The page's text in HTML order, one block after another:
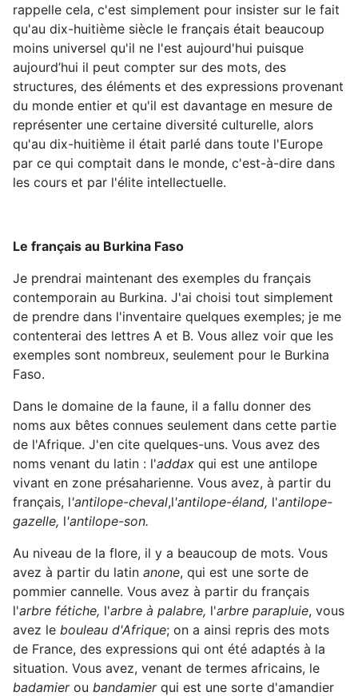
rappelle cela, c'est simplement pour insister sur le fait
qu'au dix-huitième siècle le français était beaucoup
moins universel qu'il ne l'est aujourd'hui puisque
aujourd’hui il peut compter sur des mots, des
structures, des éléments et des expressions provenant
du monde entier et qu'il est davantage en mesure de
représenter une certaine diversité culturelle, alors
qu'au dix-huitième il était parlé dans toute l'Europe
par ce qui comptait dans le monde, c'est-à-dire dans
les cours et par l'élite intellectuelle.
Le français au Burkina Faso
Je prendrai maintenant des exemples du français
contemporain au Burkina. J'ai choisi tout simplement
de prendre dans l'inventaire quelques exemples; je me
contenterai des lettres A et B. Vous allez voir que les
exemples sont nombreux, seulement pour le Burkina
Faso.
Dans le domaine de la faune, il a fallu donner des
noms aux bêtes connues seulement dans cette partie
de l'Afrique. J'en cite quelques-uns. Vous avez des
noms venant du latin : l'addax qui est une antilope
vivant en zone présaharienne. Vous avez, à partir du
français, l'antilope-cheval,l'antilope-éland, l'antilope-
gazelle, l'antilope-son.
Au niveau de la flore, il y a beaucoup de mots. Vous
avez à partir du latin anone, qui est une sorte de
pommier cannelle. Vous avez à partir du français
l'arbre fétiche, l'arbre à palabre, l'arbre parapluie, vous
avez le bouleau d'Afrique; on a ainsi repris des mots
de France, des expressions qui ont été adaptés à la
situation. Vous avez, venant de termes africains, le
badamierou bandamierqui est une sorte d'amandier